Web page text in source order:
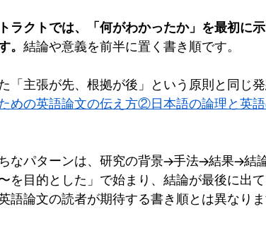
ラクトでは、「何がわかったか」を最初に
。 結論や意義を前半に置く書き順です。
「主張が先、根拠が後」という原則と同じ
めの英語論文の伝え方②日本語の論理と英
なパターンは、研究の背景→手法→結果→結
を目的とした」で始まり、結論が最後に出
語論文の読者が期待する書き順とは異なりま